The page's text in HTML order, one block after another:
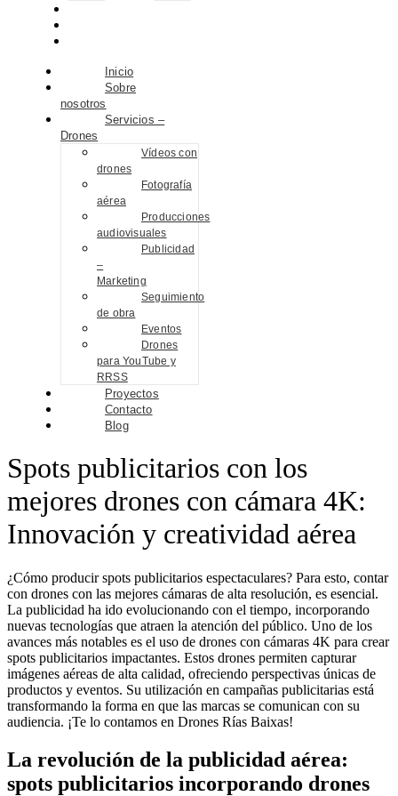
Inicio
Sobre
nosotros
Servicios –
Drones
Vídeos con
drones
Fotografía
aérea
Producciones
audiovisuales
Publicidad
–
Marketing
Seguimiento
de obra
Eventos
Drones
para YouTube y
RRSS
Proyectos
Contacto
Blog
Spots publicitarios con los
mejores drones con cámara 4K:
Innovación y creatividad aérea
¿Cómo producir spots publicitarios espectaculares? Para esto, contar
con drones con las mejores cámaras de alta resolución, es esencial.
La publicidad ha ido evolucionando con el tiempo, incorporando
nuevas tecnologías que atraen la atención del público. Uno de los
avances más notables es el uso de drones con cámaras 4K para crear
spots publicitarios impactantes. Estos drones permiten capturar
imágenes aéreas de alta calidad, ofreciendo perspectivas únicas de
productos y eventos. Su utilización en campañas publicitarias está
transformando la forma en que las marcas se comunican con su
audiencia. ¡Te lo contamos en Drones Rías Baixas!
La revolución de la publicidad aérea:
spots publicitarios incorporando drones